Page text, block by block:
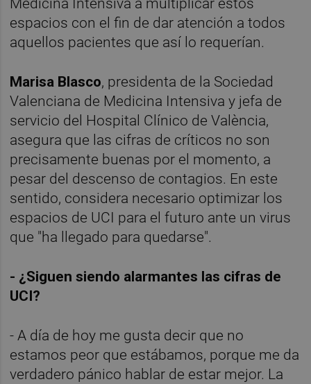
espacios con el fin de dar atención a todos
aquellos pacientes que así lo requerían.
Marisa Blasco, presidenta de la Sociedad
Valenciana de Medicina Intensiva y jefa de
servicio del Hospital Clínico de València,
asegura que las cifras de críticos no son
precisamente buenas por el momento, a
pesar del descenso de contagios. En este
sentido, considera necesario optimizar los
espacios de UCI para el futuro ante un virus
que "ha llegado para quedarse".
- ¿Siguen siendo alarmantes las cifras de
UCI?
- A día de hoy me gusta decir que no
estamos peor que estábamos, porque me da
verdadero pánico hablar de estar mejor. La